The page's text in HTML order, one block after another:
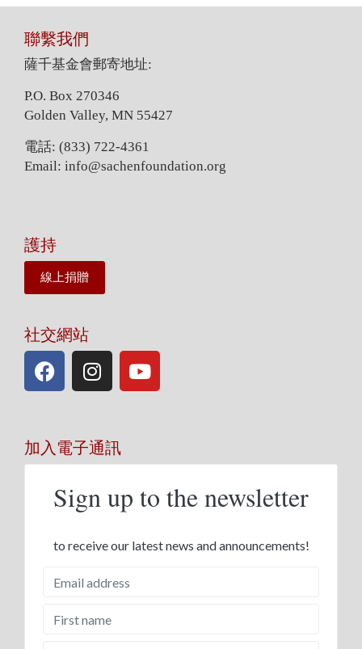
聯繫我們
薩千基金會郵寄地址:
P.O. Box 270346
Golden Valley, MN 55427
電話: (833) 722-4361
Email: info@sachenfoundation.org
護持
線上捐贈
社交網站
加入電子通訊
Sign up to the newsletter
to receive our latest news and announcements!